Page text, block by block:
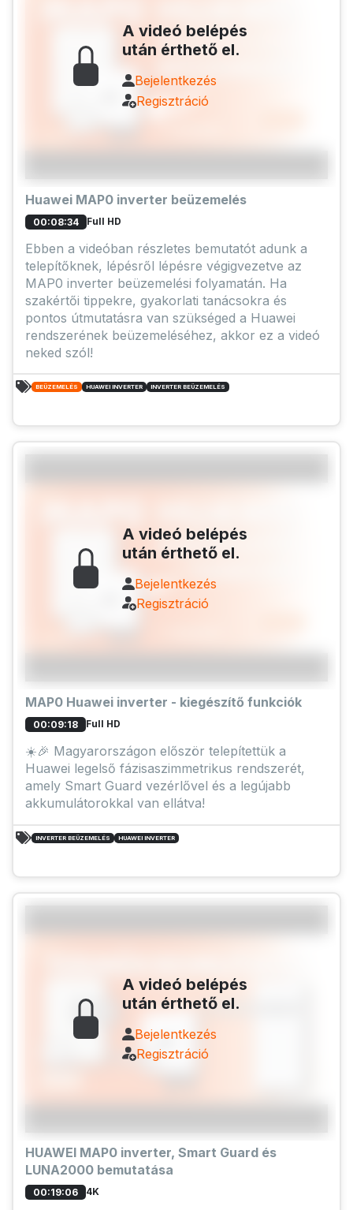
A videó belépés
után érthető el.
Bejelentkezés
Regisztráció
Huawei MAP0 inverter beüzemelés
00:08:34 Full HD
Ebben a videóban részletes bemutatót adunk a
telepítőknek, lépésről lépésre végigvezetve az
MAP0 inverter beüzemelési folyamatán. Ha
szakértői tippekre, gyakorlati tanácsokra és
pontos útmutatásra van szükséged a Huawei
rendszerének beüzemeléséhez, akkor ez a videó
neked szól!
BEÜZEMELÉS HUAWEI INVERTER INVERTER BEÜZEMELÉS
A videó belépés
után érthető el.
Bejelentkezés
Regisztráció
MAP0 Huawei inverter - kiegészítő funkciók
00:09:18 Full HD
☀️🎉 Magyarországon először telepítettük a
Huawei legelső fázisaszimmetrikus rendszerét,
amely Smart Guard vezérlővel és a legújabb
akkumulátorokkal van ellátva!
INVERTER BEÜZEMELÉS HUAWEI INVERTER
A videó belépés
után érthető el.
Bejelentkezés
Regisztráció
HUAWEI MAP0 inverter, Smart Guard és
LUNA2000 bemutatása
00:19:06 4K